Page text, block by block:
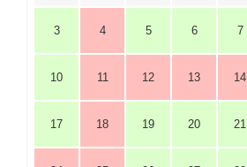
3 4 5 6 7
10 11 12 13 14
17 18 19 20 21